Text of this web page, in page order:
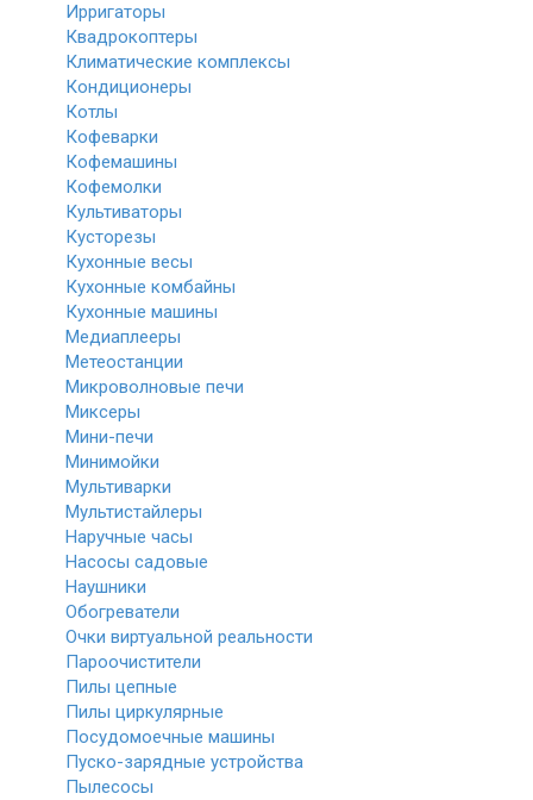
Ирригаторы
Квадрокоптеры
Климатические комплексы
Кондиционеры
Котлы
Кофеварки
Кофемашины
Кофемолки
Культиваторы
Кусторезы
Кухонные весы
Кухонные комбайны
Кухонные машины
Медиаплееры
Метеостанции
Микроволновые печи
Миксеры
Мини-печи
Минимойки
Мультиварки
Мультистайлеры
Наручные часы
Насосы садовые
Наушники
Обогреватели
Очки виртуальной реальности
Пароочистители
Пилы цепные
Пилы циркулярные
Посудомоечные машины
Пуско-зарядные устройства
Пылесосы